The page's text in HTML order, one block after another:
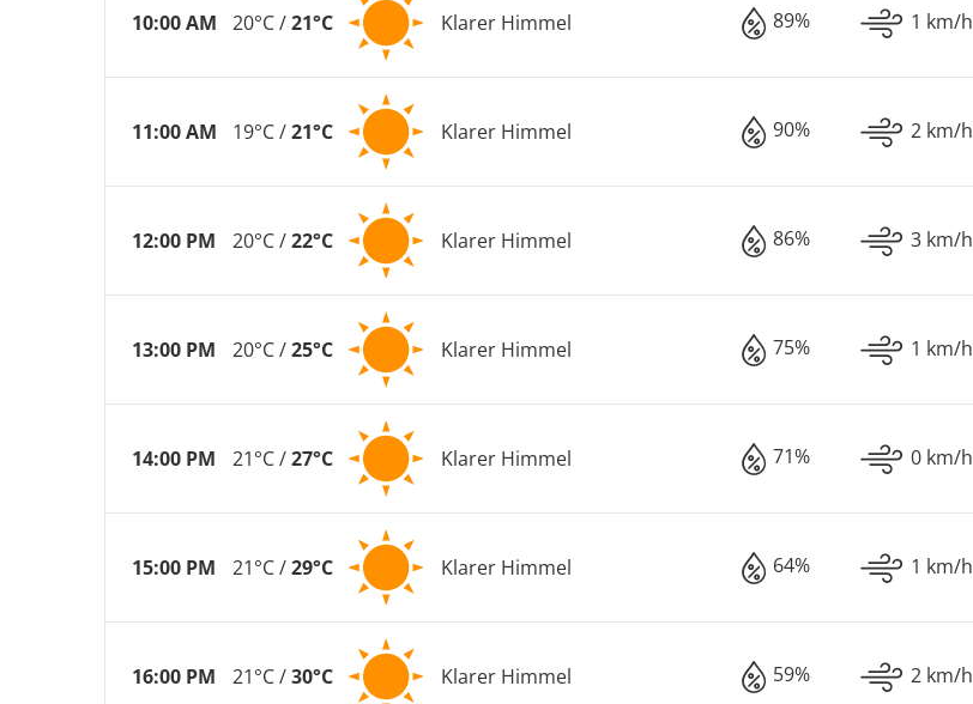
10:00 AM 20°C /21°C Klarer Himmel 89% 1 km/h
11:00 AM 19°C /21°C Klarer Himmel 90% 2 km/h
12:00 PM 20°C /22°C Klarer Himmel 86% 3 km/h
13:00 PM 20°C /25°C Klarer Himmel 75% 1 km/h
14:00 PM 21°C /27°C Klarer Himmel 71% 0 km/h
15:00 PM 21°C /29°C Klarer Himmel 64% 1 km/h
16:00 PM 21°C /30°C Klarer Himmel 59% 2 km/h